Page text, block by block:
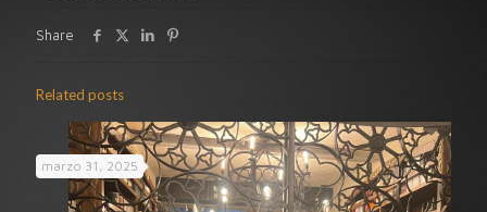
Share
Related posts
marzo 31, 2025